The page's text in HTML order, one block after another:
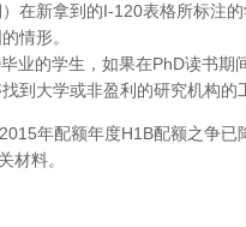
在新拿到的I-120表格所标注
情形。
业的学生，如果在PhD读书期
到大学或非盈利的研究机构的
年配额年度H1B配额之争已降
材料。